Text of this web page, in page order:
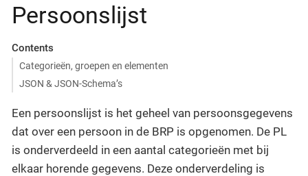
Persoonslijst
Contents
Categorieën, groepen en elementen
JSON & JSON-Schema’s
Een persoonslijst is het geheel van persoonsgegevens
dat over een persoon in de BRP is opgenomen. De PL
is onderverdeeld in een aantal categorieën met bij
elkaar horende gegevens. Deze onderverdeling is